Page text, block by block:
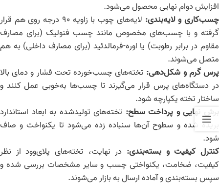
افزایش دوام نهایی محصول می‌شود.
چسب‌کاری و لایه‌بندی:
لایه‌های چوب با زاویه ۹۰ درجه روی هم قرار
گرفته و با چسب‌های مخصوص مانند چسب فنولیک (برای مصارف
مقاوم در برابر رطوبت) یا اوره-فرمالدئید (برای مصارف داخلی) به هم
متصل می‌شوند.
پرس گرم و شکل‌دهی: تخته‌های چسب‌خورده تحت فشار و دمای بالا
در دستگاه‌های پرس قرار می‌گیرند تا چسب‌ها به‌خوبی عمل کنند و
ساختار تخته یکپارچه شود.
برش نهایی و پرداخت سطح: تخته‌های تولیدشده به ابعاد استاندارد
بریده شده و سطوح آن‌ها سنباده زده می‌شود تا یکنواخت و صاف
شود.
کنترل کیفیت و بسته‌بندی: در نهایت، تخته‌های پلای‌وود از نظر
کیفیت، ضخامت، یکنواختی چسب و سایر مشخصات بررسی شده و
سپس بسته‌بندی و آماده ارسال به بازار می‌شوند.